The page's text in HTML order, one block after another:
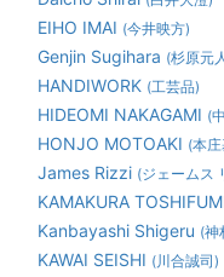
EIHO IMAI (今井映方)
Genjin Sugihara (杉原元
HANDIWORK (工芸品)
HIDEOMI NAKAGAMI (
HONJO MOTOAKI (本
James Rizzi (ジェームス
KAMAKURA
Kanbayashi Shigeru (神
KAWAI SEISHI (川合誠司)